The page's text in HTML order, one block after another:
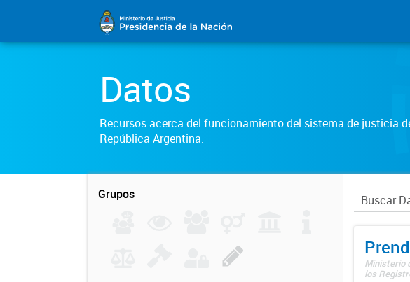
Datos
Recursos acerca del funcionamiento del sistema de justicia
República Argentina.
Grupos
Ministerio
los